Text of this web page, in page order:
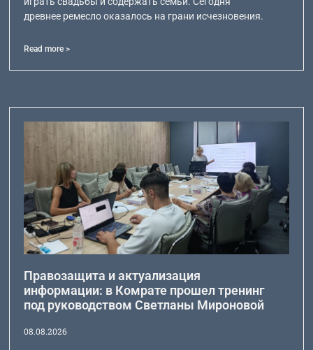
древнее ремесло оказалось на грани исчезновения.
Read more >
Правозащита и актуализация
информации: в Комрате прошел тренинг
под руководством Светланы Мироновой
08.08.2026